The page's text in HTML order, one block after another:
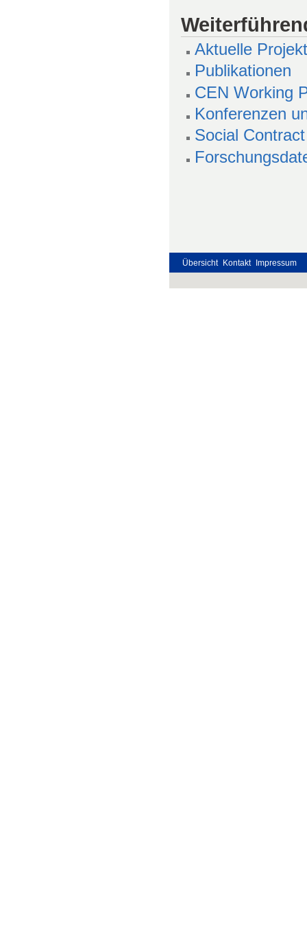
Aktuelle
Publikationen
CEN Working
Konferenzen
Social
Übersicht Kontakt Impressum